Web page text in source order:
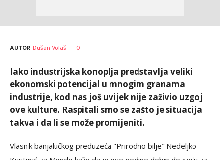
AUTOR Dušan Volaš 0
Iako industrijska konoplja predstavlja veliki
ekonomski potencijal u mnogim granama
industrije, kod nas još uvijek nije zaživio uzgoj
ove kulture. Raspitali smo se zašto je situacija
takva i da li se može promijeniti.
Vlasnik banjalučkog preduzeća "Prirodno bilje" Nedeljko